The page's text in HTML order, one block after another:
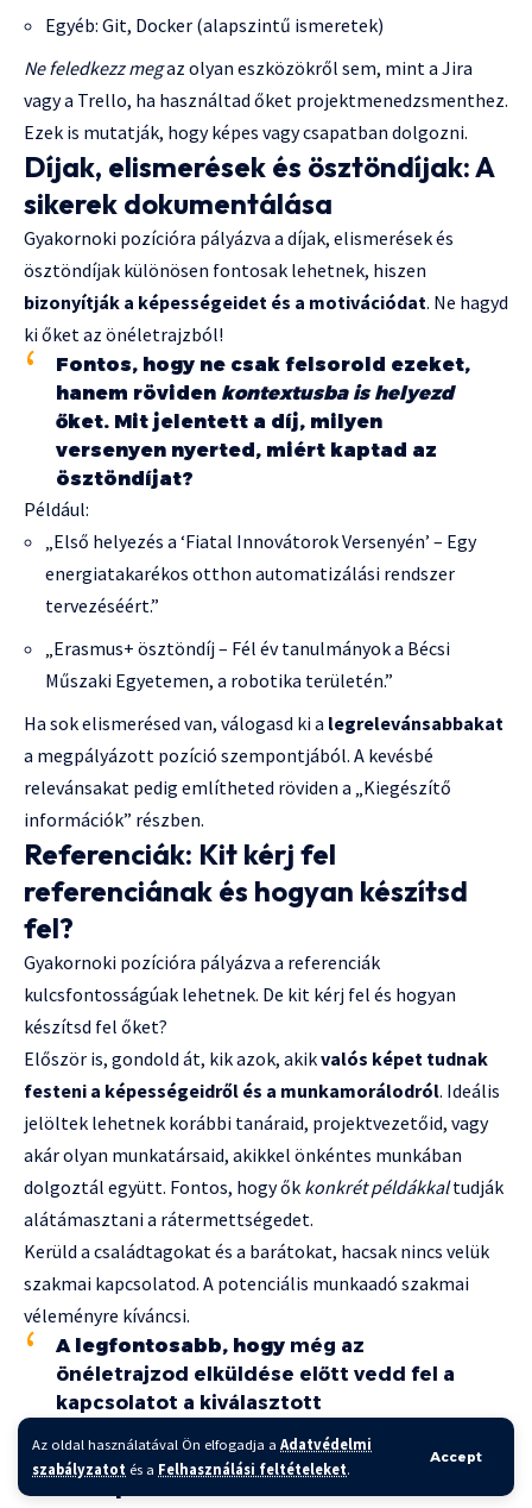
Az oldal használatával Ön elfogadja a Adatvédelmi
szabályzatot és a Felhasználási feltételeket.
Accept
Egyéb: Git, Docker (alapszintű ismeretek)
Ne feledkezz megaz olyan eszközökről sem, mint a Jira
vagy a Trello, ha használtad őket projektmenedzsmenthez.
Ezek is mutatják, hogy képes vagy csapatban dolgozni.
Díjak, elismerések és ösztöndíjak: A
sikerek dokumentálása
Gyakornoki pozícióra pályázva a díjak, elismerések és
ösztöndíjak különösen fontosak lehetnek, hiszen
bizonyítják a képességeidet és a motivációdat. Ne hagyd
ki őket az önéletrajzból!
Fontos, hogy ne csak felsorold ezeket,
hanem röviden kontextusba is helyezd
őket. Mit jelentett a díj, milyen
versenyen nyerted, miért kaptad az
ösztöndíjat?
Például:
„Első helyezés a ‘Fiatal Innovátorok Versenyén’ – Egy
energiatakarékos otthon automatizálási rendszer
tervezéséért.”
„Erasmus+ ösztöndíj – Fél év tanulmányok a Bécsi
Műszaki Egyetemen, a robotika területén.”
Ha sok elismerésed van, válogasd ki a legrelevánsabbakat
a megpályázott pozíció szempontjából. A kevésbé
relevánsakat pedig említheted röviden a „Kiegészítő
információk” részben.
Referenciák: Kit kérj fel
referenciának és hogyan készítsd
fel?
Gyakornoki pozícióra pályázva a referenciák
kulcsfontosságúak lehetnek. De kit kérj fel és hogyan
készítsd fel őket?
Először is, gondold át, kik azok, akikvalós képet tudnak
festeni a képességeidről és a munkamorálodról. Ideális
jelöltek lehetnek korábbi tanáraid, projektvezetőid, vagy
akár olyan munkatársaid, akikkel önkéntes munkában
dolgoztál együtt. Fontos, hogy ők konkrét példákkaltudják
alátámasztani a rátermettségedet.
Kerüld a családtagokat és a barátokat, hacsak nincs velük
szakmai kapcsolatod. A potenciális munkaadó szakmai
véleményre kíváncsi.
A legfontosabb, hogy még az
önéletrajzod elküldése előtt vedd fel a
kapcsolatot a kiválasztott
. Kérdezd meg őket, hogy
hajlandóak-e referenciaként